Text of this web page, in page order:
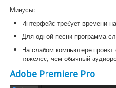
Минусы:
Интерфейс требует времени
Для одной песни программа
На слабом компьютере проект
тяжелее, чем обычный
Adobe Premiere Pro